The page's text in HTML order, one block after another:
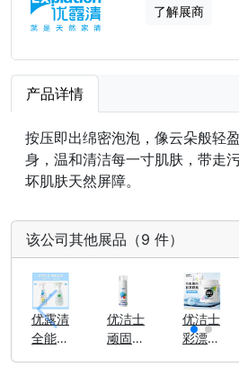
了解展商
产品详情
按压即出绵密泡泡，像云朵般轻
身，温和清洁每一寸肌肤，带走
坏肌肤天然屏障。
该公司其他展品（9 件）
优露清
全能冠
优洁士
顽固污
优洁士
彩漂衣